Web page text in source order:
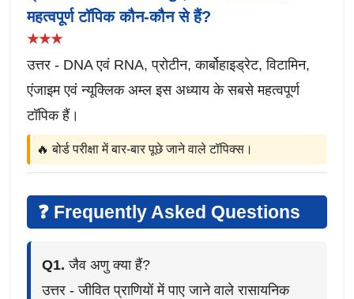
महत्वपूर्ण टॉपिक कौन-कौन से हैं?
★★★
उत्तर - DNA एवं RNA, प्रोटीन, कार्बोहाइड्रेट, विटामिन,
एंजाइम एवं न्यूक्लिक अम्ल इस अध्याय के सबसे महत्वपूर्ण
टॉपिक हैं।
🔥 बोर्ड परीक्षा में बार-बार पूछे जाने वाले टॉपिक्स।
❓ Frequently Asked Questions
Q1. जैव अणु क्या हैं?
उत्तर - जीवित प्राणियों में पाए जाने वाले रासायनिक